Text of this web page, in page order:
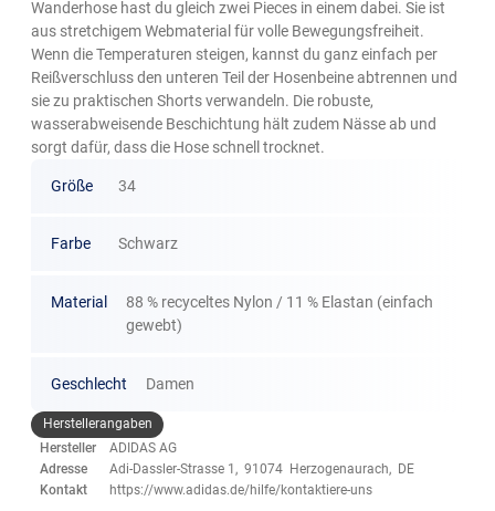
Wanderhose hast du gleich zwei Pieces in einem dabei. Sie ist
aus stretchigem Webmaterial für volle Bewegungsfreiheit.
Wenn die Temperaturen steigen, kannst du ganz einfach per
Reißverschluss den unteren Teil der Hosenbeine abtrennen und
sie zu praktischen Shorts verwandeln. Die robuste,
wasserabweisende Beschichtung hält zudem Nässe ab und
sorgt dafür, dass die Hose schnell trocknet.
Größe 34
Farbe Schwarz
Material
88 % recyceltes Nylon / 11 % Elastan (einfach
gewebt)
Geschlecht Damen
Herstellerangaben
Hersteller
ADIDAS AG
Adresse
Adi-Dassler-Strasse 1, 91074 Herzogenaurach, DE
Kontakt
https://www.adidas.de/hilfe/kontaktiere-uns